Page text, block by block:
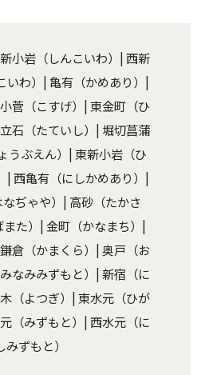
小岩（しんこいわ）| 西新
いわ）| 亀有（かめあり）|
菅（こすげ）| 東金町（ひ
石（たていし）| 堀切菖蒲
うぶえん）| 東新小岩（ひ
| 西亀有（にしかめあり）|
ぢゃや）| 高砂（たかさ
また）| 金町（かなまち）|
倉（かまくら）| 奥戸（お
なみみずもと）| 新宿（に
（よつぎ）| 東水元（ひが
（みずもと）| 西水元（に
みずもと）